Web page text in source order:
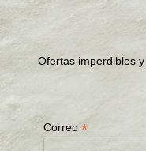
Ofertas imperdibles
Correo*